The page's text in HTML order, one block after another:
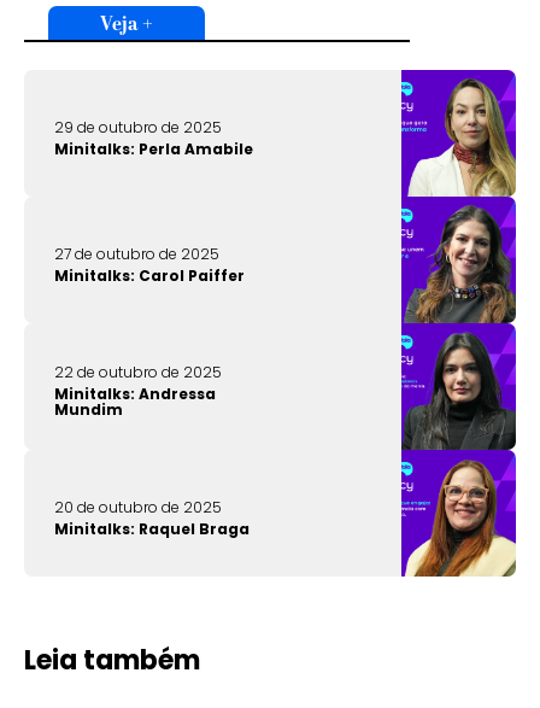
Veja +
29 de outubro de 2025
Minitalks: Perla Amabile
27 de outubro de 2025
Minitalks: Carol Paiffer
22 de outubro de 2025
Minitalks: Andressa
Mundim
20 de outubro de 2025
Minitalks: Raquel Braga
Leia também